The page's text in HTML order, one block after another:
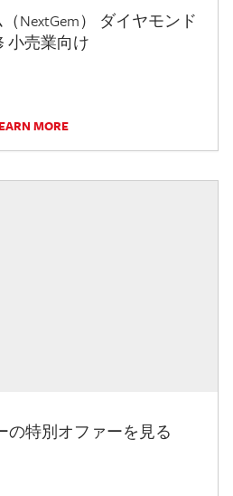
NextGem） ダイヤモンド
小売業向け
MORE
の特別オファーを見る